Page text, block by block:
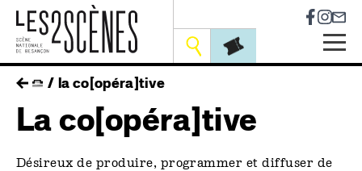
Skip
main
navigation
Outils
fil
d'ariane
la co[opéra]tive
La co[opéra]tive
Désireux de produire, programmer et diffuser de